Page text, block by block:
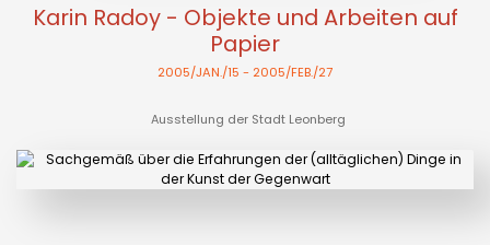
Karin Radoy - Objekte und Arbeiten auf
Papier
2005/JAN./15 - 2005/FEB./27
Ausstellung der Stadt Leonberg